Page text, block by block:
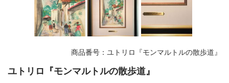
商品番号：ユトリロ『モンマルトルの散歩道』
ユトリロ『モンマルトルの散歩道』